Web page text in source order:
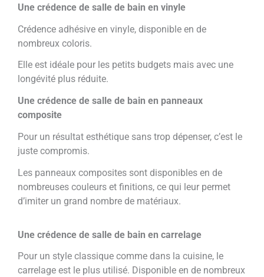
Une crédence de salle de bain en vinyle
Crédence adhésive en vinyle, disponible en de
nombreux coloris.
Elle est idéale pour les petits budgets mais avec une
longévité plus réduite.
Une crédence de salle de bain en panneaux
composite
Pour un résultat esthétique sans trop dépenser, c’est le
juste compromis.
Les panneaux composites sont disponibles en de
nombreuses couleurs et finitions, ce qui leur permet
d’imiter un grand nombre de matériaux.
Une crédence de salle de bain en carrelage
Pour un style classique comme dans la cuisine, le
carrelage est le plus utilisé. Disponible en de nombreux